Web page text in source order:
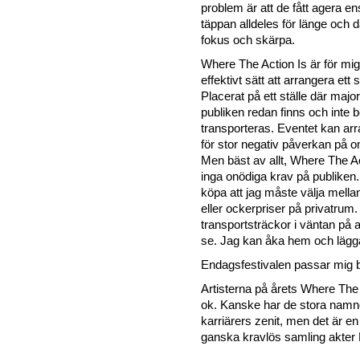
problem är att de fått agera
täppan alldeles för länge och
fokus och skärpa.
Where The Action Is är för
effektivt sätt att arrangera ett
Placerat på ett ställe där
publiken redan finns och inte
transporteras. Eventet kan
för stor negativ påverkan på
Men bäst av allt, Where The
inga onödiga krav på
köpa att jag måste välja
eller ockerpriser på
transportsträckor i väntan på
se. Jag kan åka hem och
Endagsfestivalen passar mig
Artisterna på årets Where
ok. Kanske har de stora
karriärers zenit, men det är
ganska kravlös samling akter